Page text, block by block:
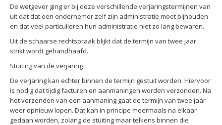
De wetgever ging er bij deze verschillende verjaringstermijnen van
uit dat dat een ondernemer zelf zijn administratie moet bijhouden
en dat veel particulieren hun administratie niet zo lang bewaren.
Uit de schaarse rechtspraak blijkt dat de termijn van twee jaar
strikt wordt gehandhaafd.
Stuiting van de verjaring
De verjaring kan echter binnen de termijn gestuit worden. Hiervoor
is nodig dat tijdig facturen en aanmaningen worden verzonden. Na
het verzenden van een aanmaning gaat de termijn van twee jaar
weer opnieuw lopen. Dat kan in principe meermaals na elkaar
gedaan worden, zolang de stuiting maar telkens binnen die